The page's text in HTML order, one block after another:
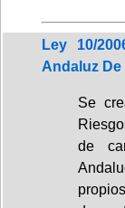
Ley 10/
Andaluz
Se
de